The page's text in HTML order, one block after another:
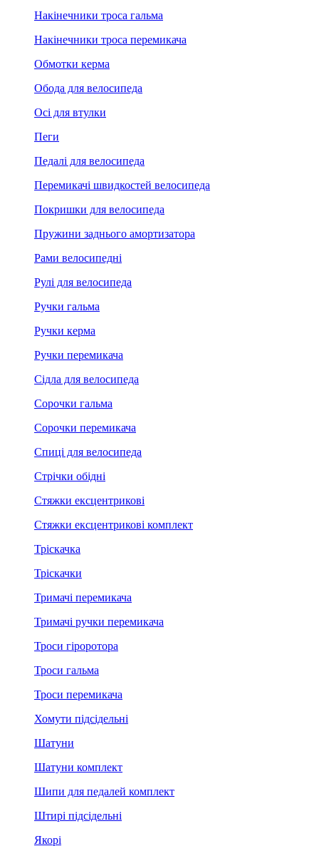
Накінечники троса гальма
Накінечники троса перемикача
Обмотки керма
Обода для велосипеда
Осі для втулки
Пеги
Педалі для велосипеда
Перемикачі швидкостей велосипеда
Покришки для велосипеда
Пружини заднього амортизатора
Рами велосипедні
Рулі для велосипеда
Ручки гальма
Ручки керма
Ручки перемикача
Сідла для велосипеда
Сорочки гальма
Сорочки перемикача
Спиці для велосипеда
Стрічки обідні
Стяжки ексцентрикові
Стяжки ексцентрикові комплект
Тріскачка
Тріскачки
Тримачі перемикача
Тримачі ручки перемикача
Троси гіроротора
Троси гальма
Троси перемикача
Хомути підсідельні
Шатуни
Шатуни комплект
Шипи для педалей комплект
Штирі підсідельні
Якорі